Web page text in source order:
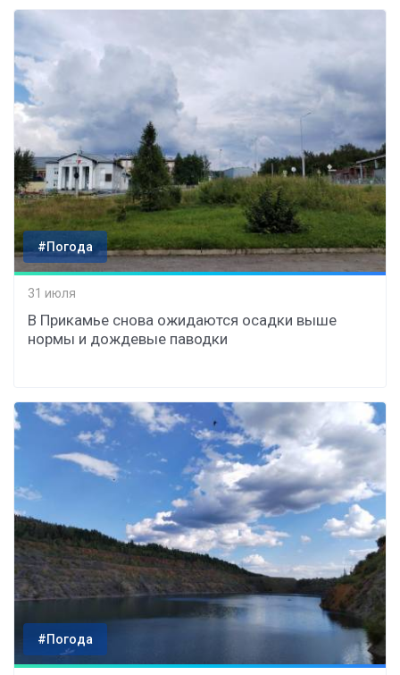
#Погода
31 июля
В Прикамье снова ожидаются осадки выше
нормы и дождевые паводки
#Погода